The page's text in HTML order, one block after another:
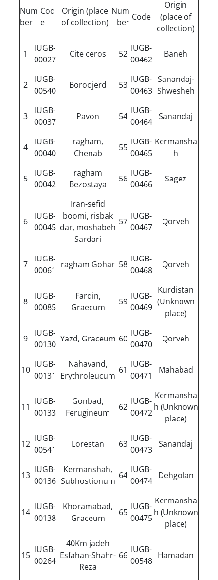
Num
ber
Cod
e
Origin (place
of collection)
Num
ber
Code
Origin
(place of
collection)
1
IUGB-
00027
Cite ceros 52
IUGB-
00462
Baneh
2
IUGB-
00540
Boroojerd 53
IUGB-
00463
Sanandaj-
Shwesheh
3
IUGB-
00037
Pavon 54
IUGB-
00464
Sanandaj
4
IUGB-
00040
ragham,
Chenab
55
IUGB-
00465
Kermansha
h
5
IUGB-
00042
ragham
Bezostaya
56
IUGB-
00466
Sagez
6
IUGB-
00045
Iran-sefid
boomi, risbak
dar, moshabeh
Sardari
57
IUGB-
00467
Qorveh
7
IUGB-
00061
ragham Gohar 58
IUGB-
00468
Qorveh
8
IUGB-
00085
Fardin,
Graecum
59
IUGB-
00469
Kurdistan
(Unknown
place)
9
IUGB-
00130
Yazd, Graceum 60
IUGB-
00470
Qorveh
10
IUGB-
00131
Nahavand,
Erythroleucum
61
IUGB-
00471
Mahabad
11
IUGB-
00133
Gonbad,
Ferugineum
62
IUGB-
00472
Kermansha
h (Unknown
place)
12
IUGB-
00541
Lorestan 63
IUGB-
00473
Sanandaj
13
IUGB-
00136
Kermanshah,
Subhostionum
64
IUGB-
00474
Dehgolan
14
IUGB-
00138
Khoramabad,
Graceum
65
IUGB-
00475
Kermansha
h (Unknown
place)
15
IUGB-
00264
40Km jadeh
Esfahan-Shahr-
Reza
66
IUGB-
00548
Hamadan